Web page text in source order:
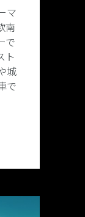
マ
南
で
ト
城
で